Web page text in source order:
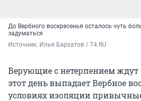
До Вербного воскресенья осталось чуть
задуматься
Источник: Илья Бархатов / 74.RU
Верующие с нетерпением ждут
этот день выпадает Вербное
условиях изоляции